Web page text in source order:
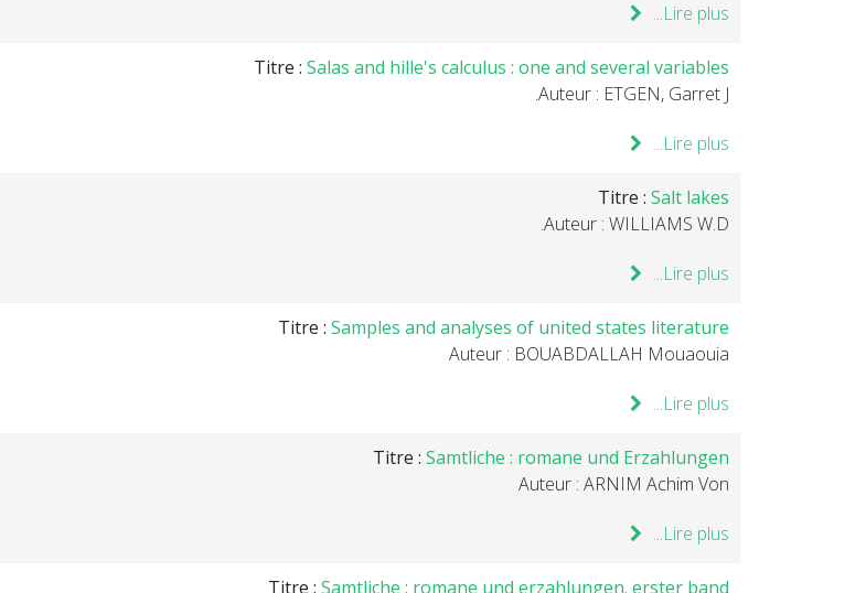
Lire plus...
Titre : Salas and hille's calculus : one and several variables
Auteur : ETGEN, Garret J.
Lire plus...
Titre : Salt lakes
Auteur : WILLIAMS W.D.
Lire plus...
Titre : Samples and analyses of united states literature
Auteur : BOUABDALLAH Mouaouia
Lire plus...
Titre : Samtliche : romane und Erzahlungen
Auteur : ARNIM Achim Von
Lire plus...
Titre : Samtliche : romane und erzahlungen. erster band